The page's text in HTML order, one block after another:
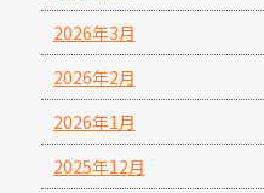
2026年3月
2026年2月
2026年1月
2025年12月